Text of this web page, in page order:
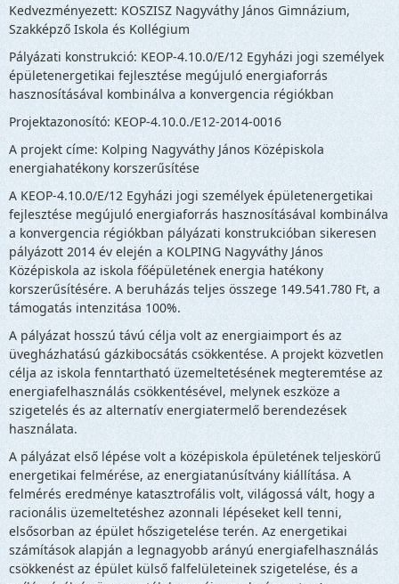
Kedvezményezett: KOSZISZ Nagyváthy János Gimnázium,
Szakképző Iskola és Kollégium
Pályázati konstrukció: KEOP-4.10.0/E/12 Egyházi jogi személyek
épületenergetikai fejlesztése megújuló energiaforrás
hasznosításával kombinálva a konvergencia régiókban
Projektazonosító: KEOP-4.10.0./E12-2014-0016
A projekt címe: Kolping Nagyváthy János Középiskola
energiahatékony korszerűsítése
A KEOP-4.10.0/E/12 Egyházi jogi személyek épületenergetikai
fejlesztése megújuló energiaforrás hasznosításával kombinálva
a konvergencia régiókban pályázati konstrukcióban sikeresen
pályázott 2014 év elején a KOLPING Nagyváthy János
Középiskola az iskola főépületének energia hatékony
korszerűsítésére. A beruházás teljes összege 149.541.780 Ft, a
támogatás intenzitása 100%.
A pályázat hosszú távú célja volt az energiaimport és az
üvegházhatású gázkibocsátás csökkentése. A projekt közvetlen
célja az iskola fenntartható üzemeltetésének megteremtése az
energiafelhasználás csökkentésével, melynek eszköze a
szigetelés és az alternatív energiatermelő berendezések
használata.
A pályázat első lépése volt a középiskola épületének teljeskörű
energetikai felmérése, az energiatanúsítvány kiállítása. A
felmérés eredménye katasztrofális volt, világossá vált, hogy a
racionális üzemeltetéshez azonnali lépéseket kell tenni,
elsősorban az épület hőszigetelése terén. Az energetikai
számítások alapján a legnagyobb arányú energiafelhasználás
csökkenést az épület külső falfelületeinek szigetelése, és a